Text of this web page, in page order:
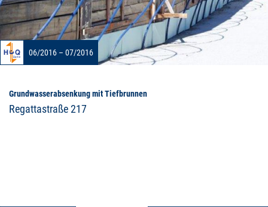
Grundwasserabsenkung mit Tiefbrunnen
Regattastraße 217
06/2016 – 07/2016